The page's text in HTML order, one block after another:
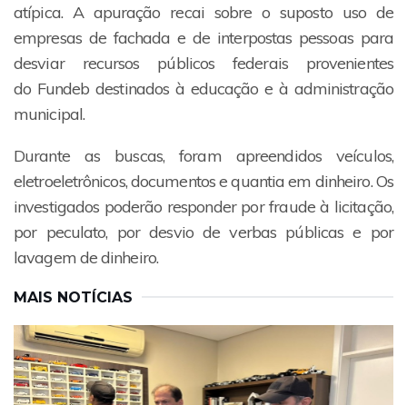
atípica. A apuração recai sobre o suposto uso de
empresas de fachada e de interpostas pessoas para
desviar recursos públicos federais provenientes
do Fundeb destinados à educação e à administração
municipal.
Durante as buscas, foram apreendidos veículos,
eletroeletrônicos, documentos e quantia em dinheiro. Os
investigados poderão responder por fraude à licitação,
por peculato, por desvio de verbas públicas e por
lavagem de dinheiro.
MAIS NOTÍCIAS